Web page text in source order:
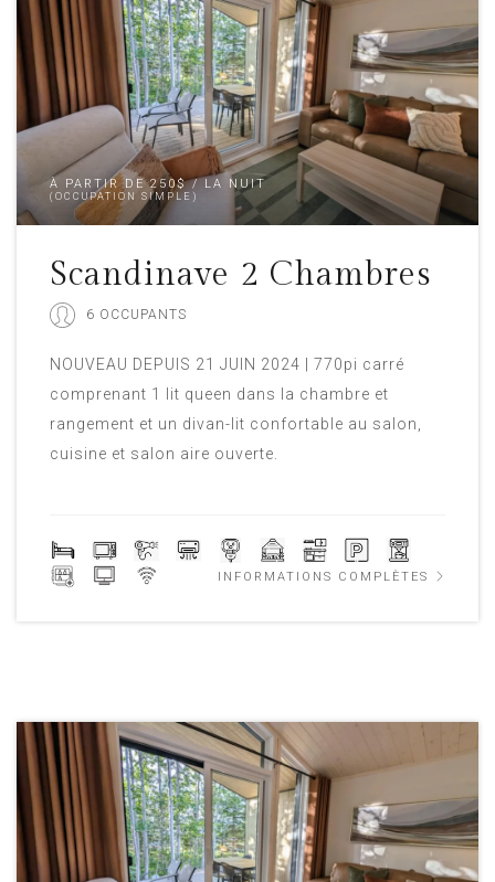
À PARTIR DE 250$ / LA NUIT
(OCCUPATION SIMPLE)
Scandinave 2 Chambres
6 OCCUPANTS
NOUVEAU DEPUIS 21 JUIN 2024 | 770pi carré
comprenant 1 lit queen dans la chambre et
rangement et un divan-lit confortable au salon,
cuisine et salon aire ouverte.
INFORMATIONS COMPLÈTES